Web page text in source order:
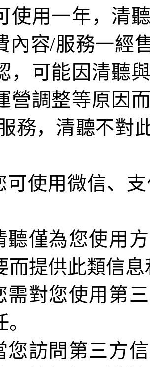
使用一年，清
內容/服務一經
，可能因清聽
營調整等原因
務，清聽不對
可使用微信、
聽僅為您使用
而提供此類信
需對您使用第
您訪問第三方